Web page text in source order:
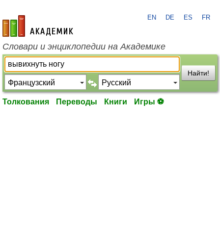
academic.ru
EN DE ES FR
Словари и энциклопедии на Академике
Найти!
Толкования Переводы Книги Игры ⚽